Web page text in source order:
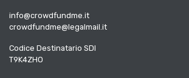
info@crowdfundme.it
crowdfundme@legalmail.it
Codice Destinatario SDI
T9K4ZHO